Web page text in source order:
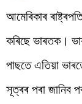
আমেৰিকাৰ
কৰিছে ভাৰতক।
পাছতে এতিয়া
সূত্ৰৰ পৰা জানিব